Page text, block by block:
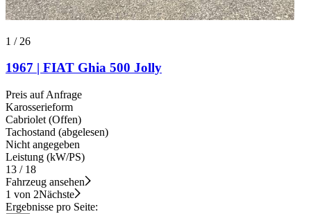
1 / 26
1967 | FIAT Ghia 500 Jolly
Preis auf Anfrage
Karosserieform
Cabriolet (Offen)
Tachostand (abgelesen)
Nicht angegeben
Leistung (kW/PS)
13 / 18
Fahrzeug ansehen
1 von 2Nächste
Ergebnisse pro Seite: